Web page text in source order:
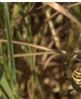
Bart
de vitesse
a été